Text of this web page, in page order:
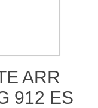
ARR
912 ES